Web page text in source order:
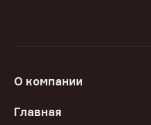
О компании
Главная